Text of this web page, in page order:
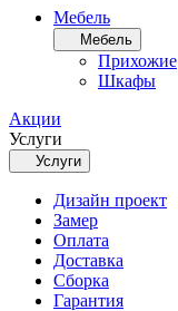
Мебель
Мебель
Прихожие
Шкафы
Акции
Услуги
Услуги
Дизайн проект
Замер
Оплата
Доставка
Сборка
Гарантия